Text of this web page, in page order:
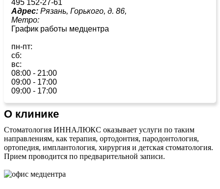
495 152-27-61
Адрес: Рязань, Горького, д. 86,
Метро:
График работы медцентра
пн-пт:
сб:
вс:
08:00 - 21:00
09:00 - 17:00
09:00 - 17:00
О клинике
Стоматология ИННАЛЮКС оказывает услуги по таким
направлениям, как терапия, ортодонтия, пародонтология,
ортопедия, имплантология, хирургия и детская стоматология.
Прием проводится по предварительной записи.